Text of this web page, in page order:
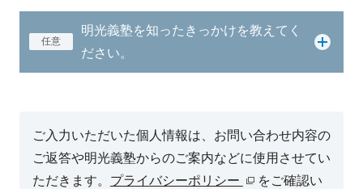
任意
明光義塾を知ったきっかけを教えてく
ださい。
ご入力いただいた個人情報は、お問い合わせ内容の
ご返答や明光義塾からのご案内などに使用させてい
ただきます。 プライバシーポリシー をご確認い